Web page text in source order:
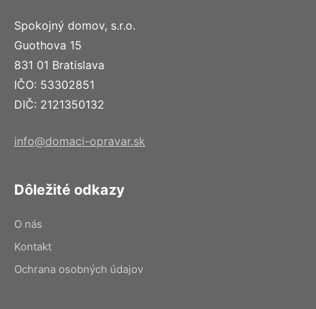
Spokojný domov, s.r.o.
Guothova 15
831 01 Bratislava
IČO: 53302851
DIČ: 2121350132
info@domaci-opravar.sk
Dôležité odkazy
O nás
Kontakt
Ochrana osobných údajov